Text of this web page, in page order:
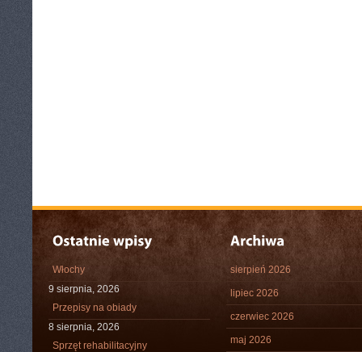
Włochy
9 sierpnia, 2026
Przepisy na obiady
8 sierpnia, 2026
Sprzęt rehabilitacyjny
sierpień 2026
lipiec 2026
czerwiec 2026
maj 2026